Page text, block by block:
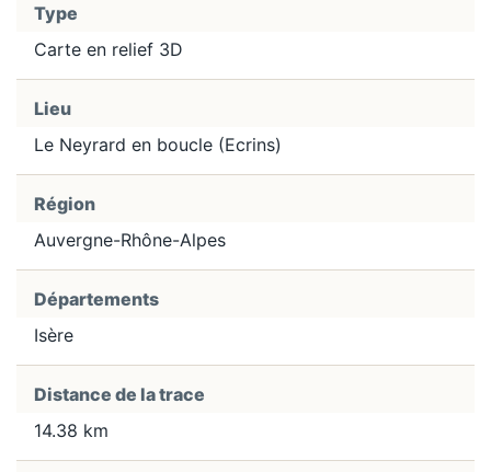
Type
Carte en relief 3D
Lieu
Le Neyrard en boucle (Ecrins)
Région
Auvergne-Rhône-Alpes
Départements
Isère
Distance de la trace
14.38 km